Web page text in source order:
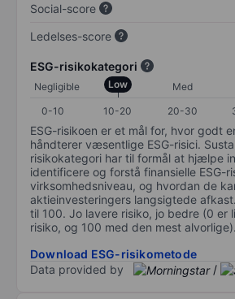
Social-score
Ledelses-score
ESG-risikokategori
Negligible Low Med
0-10
10-20 20-30
ESG-risikoen er et mål for, hvor godt
håndterer væsentlige ESG-risici.
risikokategori har til formål at hjælpe
identificere og forstå finansielle ESG-
virksomhedsniveau, og hvordan de
aktieinvesteringers langsigtede
til 100. Jo lavere risiko, jo bedre (0 er
risiko, og 100 med den mest alvorlige).
Download ESG-risikometode
Data provided by
/